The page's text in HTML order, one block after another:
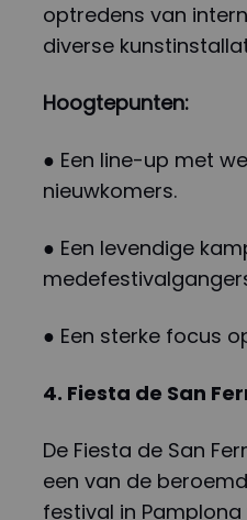
optredens van
diverse
Hoogtepunten:
● Een line-up met
nieuwkomers.
● Een levendige
● Een sterke focus
4. Fiesta de San
De Fiesta de San
een van de
festival in